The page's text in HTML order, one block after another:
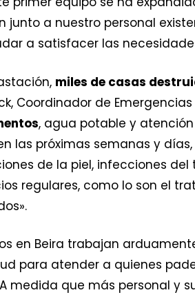
junto a nuestro personal
a satisfacer las
miles de casas
Coordinador de
, agua potable y
las próximas semanas y
de la piel, infecciones
regulares, como lo son el
en Beira trabajan
para atender a quienes
medida que más personal y